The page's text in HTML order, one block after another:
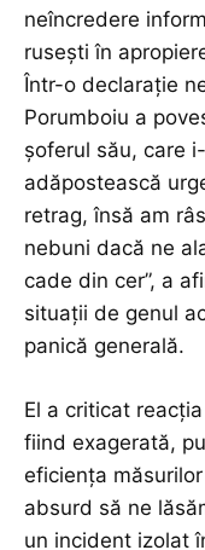
neîncredere
rusești în
Într-o declarație
Porumboiu a
șoferul său, care
adăpostească
retrag, însă am
nebuni dacă ne
cade din cer”, a
situații de genul
panică generală.
El a criticat
fiind exagerată,
eficiența
absurd să ne
un incident izolat